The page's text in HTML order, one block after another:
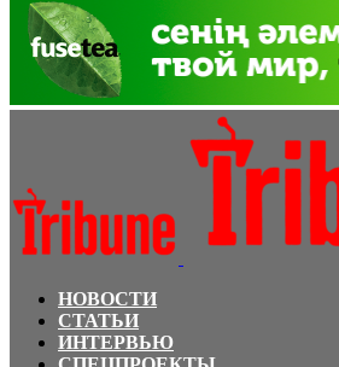
НОВОСТИ
СТАТЬИ
ИНТЕРВЬЮ